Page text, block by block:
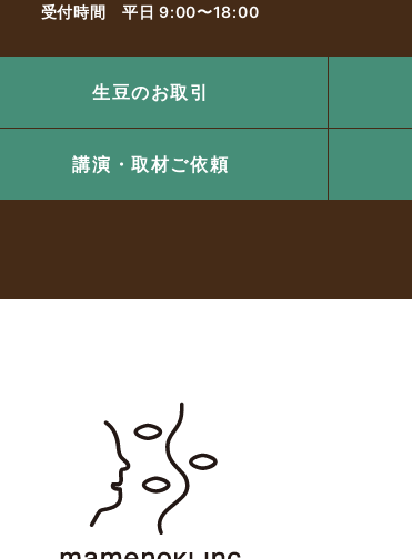
受付時間 平日 9:00〜18:00
生豆のお取引
講演・取材ご依頼